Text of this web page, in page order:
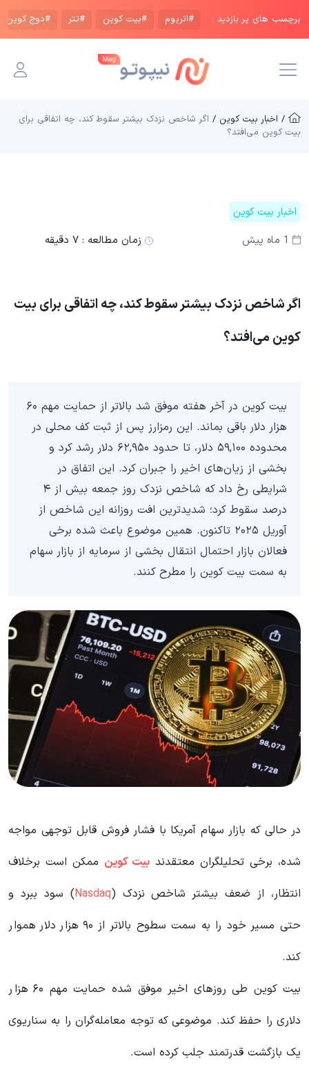
برچسب های پر بازدید : #اتریوم #بیت کوین #تتر #دوج کوین
/ اخبار بیت کوین / اگر شاخص نزدک بیشتر سقوط کند، چه اتفاقی برای
بیت کوین می‌افتد؟
اخبار بیت کوین
1 ماه پیش
زمان مطالعه : ۷ دقیقه
اگر شاخص نزدک بیشتر سقوط کند، چه اتفاقی برای بیت
کوین می‌افتد؟
بیت کوین در آخر هفته موفق شد بالاتر از حمایت مهم ۶۰
هزار دلار باقی بماند. این رمزارز پس از ثبت کف محلی در
محدوده ۵۹,۱۰۰ دلار، تا حدود ۶۲,۹۵۰ دلار رشد کرد و
بخشی از زیان‌های اخیر را جبران کرد. این اتفاق در
شرایطی رخ داد که شاخص نزدک روز جمعه بیش از ۴
درصد سقوط کرد؛ شدیدترین افت روزانه این شاخص از
آوریل ۲۰۲۵ تاکنون. همین موضوع باعث شده برخی
فعالان بازار احتمال انتقال بخشی از سرمایه‌ از بازار سهام
به سمت بیت کوین را مطرح کنند.
در حالی که بازار سهام آمریکا با فشار فروش قابل توجهی مواجه
شده، برخی تحلیلگران معتقدند بیت کوین ممکن است برخلاف
انتظار، از ضعف بیشتر شاخص نزدک (Nasdaq) سود ببرد و
حتی مسیر خود را به سمت سطوح بالاتر از ۹۰ هزار دلار هموار
کند.
بیت کوین طی روزهای اخیر موفق شده حمایت مهم ۶۰ هزار
دلاری را حفظ کند. موضوعی که توجه معامله‌گران را به سناریوی
یک بازگشت قدرتمند جلب کرده است.